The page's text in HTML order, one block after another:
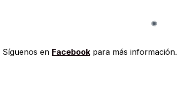
Síguenos en Facebookpara más información.